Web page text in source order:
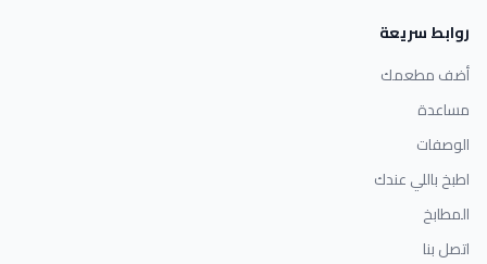
روابط سريعة
أضف مطعمك
مساعدة
الوصفات
اطبخ باللي عندك
المطابخ
اتصل بنا